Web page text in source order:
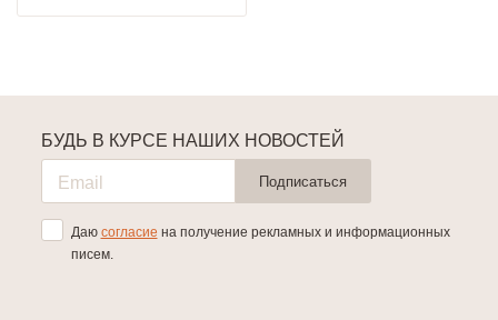
БУДЬ В КУРСЕ НАШИХ НОВОСТЕЙ
Подписаться
Даю согласие на получение рекламных и информационных
писем.